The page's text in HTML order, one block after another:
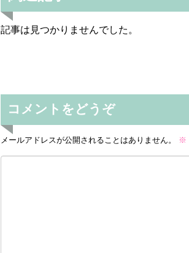
記事は見つかりませんでした。
コメントをどうぞ
メールアドレスが公開されることはありません。 ※